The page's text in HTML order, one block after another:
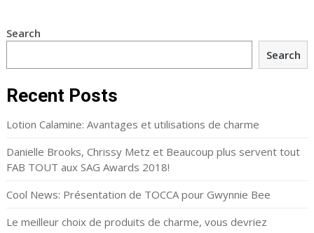
Search
Search
Recent Posts
Lotion Calamine: Avantages et utilisations de charme
Danielle Brooks, Chrissy Metz et Beaucoup plus servent tout
FAB TOUT aux SAG Awards 2018!
Cool News: Présentation de TOCCA pour Gwynnie Bee
Le meilleur choix de produits de charme, vous devriez